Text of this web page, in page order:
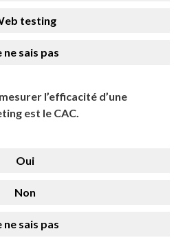
testing
ne sais pas
l’efficacité d’une
est le CAC.
Oui
Non
ne sais pas